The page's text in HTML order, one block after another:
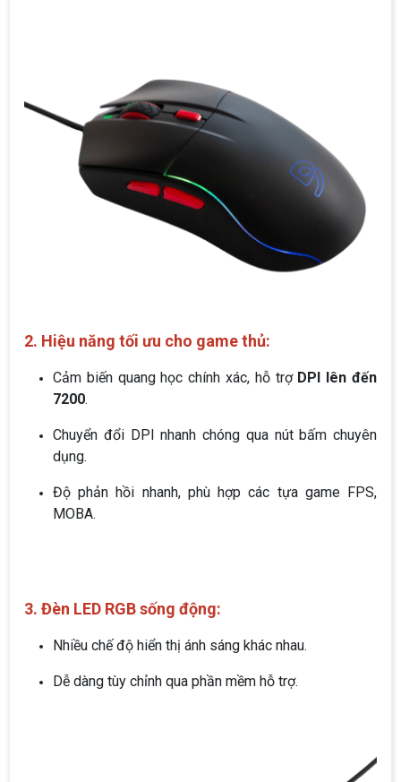
2. Hiệu năng tối ưu cho game thủ:
Cảm biến quang học chính xác, hỗ trợ DPI lên đến
7200.
Chuyển đổi DPI nhanh chóng qua nút bấm chuyên
dụng.
Độ phản hồi nhanh, phù hợp các tựa game FPS,
MOBA.
3. Đèn LED RGB sống động:
Nhiều chế độ hiển thị ánh sáng khác nhau.
Dễ dàng tùy chỉnh qua phần mềm hỗ trợ.